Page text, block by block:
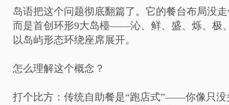
岛语把这个问题彻底翻篇了。它的餐台布局没
而是首创环形9大岛檯——沁、鲜、盛、烁、极
以岛屿形态环绕座席展开。
怎么理解这个概念？
打个比方：传统自助餐是“跑店式”——你像只没